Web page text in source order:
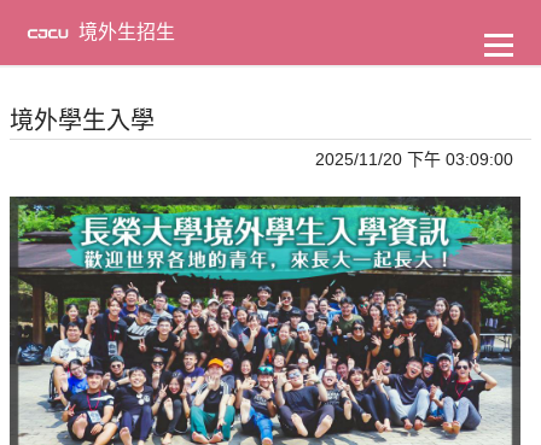
主
容
境外生招生
境外學生入學
2025/11/20 下午 03:09:00